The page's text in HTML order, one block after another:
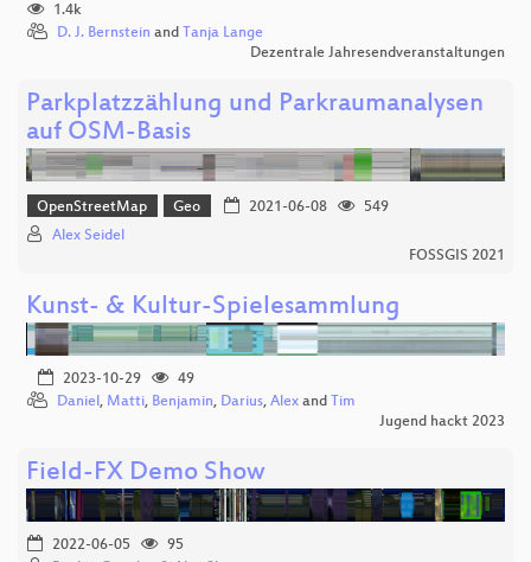
1.4k
D. J. Bernstein and Tanja Lange
Dezentrale Jahresendveranstaltungen
Parkplatzzählung und Parkraumanalysen
auf OSM-Basis
OpenStreetMap Geo 2021-06-08
549
Alex Seidel
FOSSGIS 2021
Kunst- & Kultur-Spielesammlung
2023-10-29
49
Daniel, Matti, Benjamin, Darius, Alex and Tim
Jugend hackt 2023
Field-FX Demo Show
2022-06-05
95